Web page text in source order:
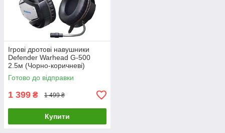
Ігрові дротові навушники
Defender Warhead G-500
2.5м (Чорно-коричневі)
Готово до відправки
1 399 ₴ 1 499 ₴
Купити